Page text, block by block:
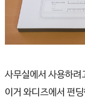
사무실에서 사용하려
이거 와디즈에서 펀